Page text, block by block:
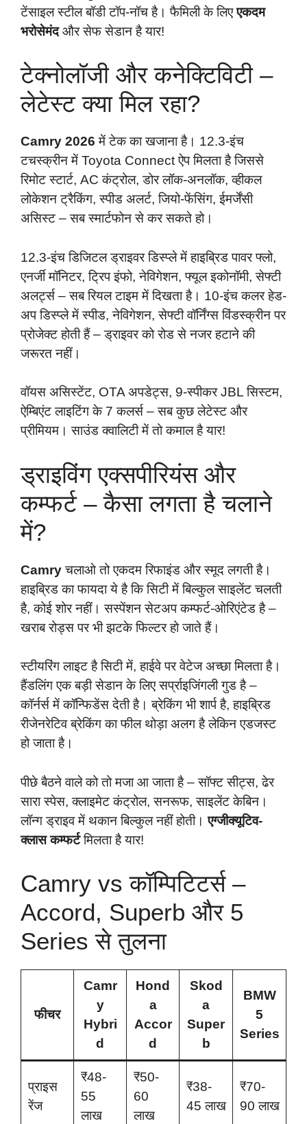
टेंसाइल स्टील बॉडी टॉप-नॉच है। फैमिली के लिएएकदम
भरोसेमंदऔर सेफ सेडान है यार!
टेक्नोलॉजी और कनेक्टिविटी –
लेटेस्ट क्या मिल रहा?
Camry 2026 में टेक का खजाना है। 12.3-इंच
टचस्क्रीन में Toyota Connect ऐप मिलता है जिससे
रिमोट स्टार्ट, AC कंट्रोल, डोर लॉक-अनलॉक, व्हीकल
लोकेशन ट्रैकिंग, स्पीड अलर्ट, जियो-फेंसिंग, ईमर्जेंसी
असिस्ट – सब स्मार्टफोन से कर सकते हो।
12.3-इंच डिजिटल ड्राइवर डिस्प्ले में हाइब्रिड पावर फ्लो,
एनर्जी मॉनिटर, ट्रिप इंफो, नेविगेशन, फ्यूल इकोनॉमी, सेफ्टी
अलर्ट्स – सब रियल टाइम में दिखता है। 10-इंच कलर हेड-
अप डिस्प्ले में स्पीड, नेविगेशन, सेफ्टी वॉर्निंग्स विंडस्क्रीन पर
प्रोजेक्ट होती हैं – ड्राइवर को रोड से नजर हटाने की
जरूरत नहीं।
वॉयस असिस्टेंट, OTA अपडेट्स, 9-स्पीकर JBL सिस्टम,
ऐम्बिएंट लाइटिंग के 7 कलर्स – सब कुछ लेटेस्ट और
प्रीमियम। साउंड क्वालिटी में तो कमाल है यार!
ड्राइविंग एक्सपीरियंस और
कम्फर्ट – कैसा लगता है चलाने
में?
Camryचलाओ तो एकदम रिफाइंड और स्मूद लगती है।
हाइब्रिड का फायदा ये है कि सिटी में बिल्कुल साइलेंट चलती
है, कोई शोर नहीं। सस्पेंशन सेटअप कम्फर्ट-ओरिएंटेड है –
खराब रोड्स पर भी झटके फिल्टर हो जाते हैं।
स्टीयरिंग लाइट है सिटी में, हाईवे पर वेटेज अच्छा मिलता है।
हैंडलिंग एक बड़ी सेडान के लिए सर्प्राइजिंगली गुड है –
कॉर्नर्स में कॉन्फिडेंस देती है। ब्रेकिंग भी शार्प है, हाइब्रिड
रीजेनरेटिव ब्रेकिंग का फील थोड़ा अलग है लेकिन एडजस्ट
हो जाता है।
पीछे बैठने वाले को तो मजा आ जाता है – सॉफ्ट सीट्स, ढेर
सारा स्पेस, क्लाइमेट कंट्रोल, सनरूफ, साइलेंट केबिन।
लॉन्ग ड्राइव में थकान बिल्कुल नहीं होती।एग्जीक्यूटिव-
क्लास कम्फर्टमिलता है यार!
Camry vs कॉम्पिटिटर्स –
Accord, Superb और 5
Series से तुलना
फीचर
Camr
y
Hybri
d
Hond
a
Accor
d
Skod
a
Super
b
BMW
5
Series
प्राइस
रेंज
₹48-
55
लाख
₹50-
60
लाख
₹38-
45 लाख
₹70-
90 लाख